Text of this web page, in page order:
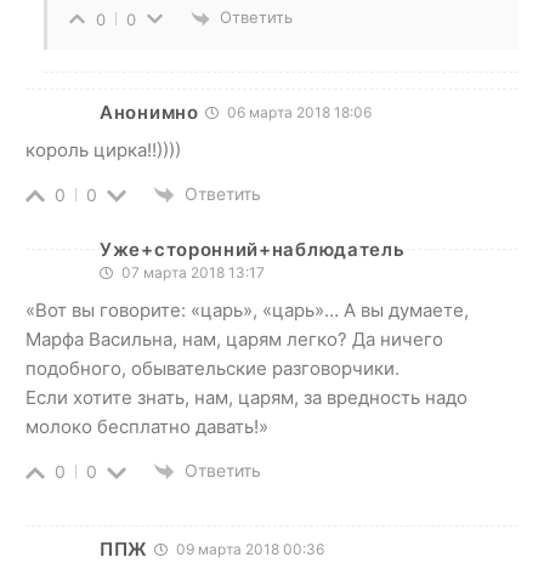
0 0 Ответить
Анонимно 06 марта 2018 18:06
король цирка!!))))
0 0 Ответить
Уже+сторонний+наблюдатель
07 марта 2018 13:17
«Вот вы говорите: «царь», «царь»… А вы думаете,
Марфа Васильна, нам, царям легко? Да ничего
подобного, обывательские разговорчики.
Если хотите знать, нам, царям, за вредность надо
молоко бесплатно давать!»
0 0 Ответить
ППЖ 09 марта 2018 00:36